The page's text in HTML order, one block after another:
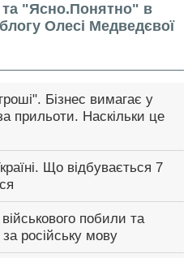
"Ясно.Понятно" в
Олесі Медведєвої
Бізнес вимагає у
прильоти. Наскільки це
Що відбувається 7
побили та
російську мову